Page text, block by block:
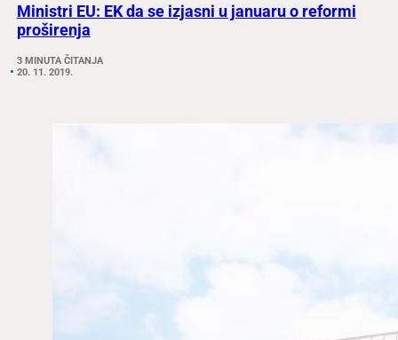
Ministri EU: EK da se izjasni u januaru o reformi
proširenja
3 MINUTA ČITANJA
20. 11. 2019.